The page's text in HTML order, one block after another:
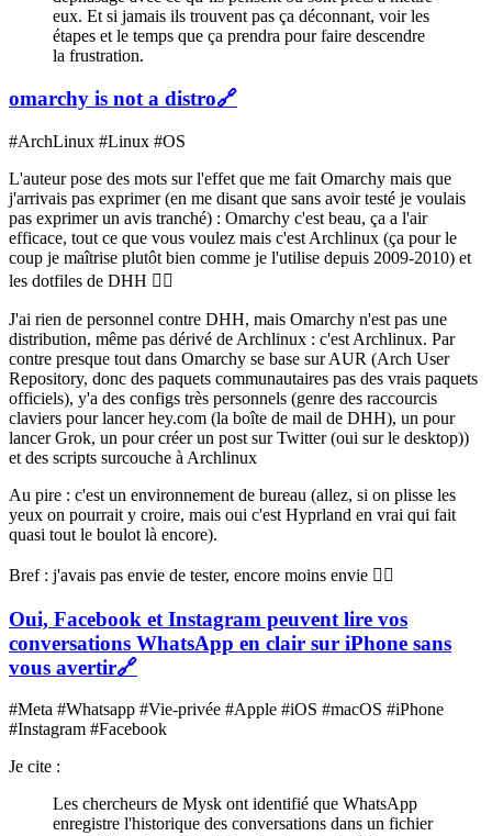
eux. Et si jamais ils trouvent pas ça déconnant, voir les
étapes et le temps que ça prendra pour faire descendre
la frustration.
omarchy is not a distro🔗
#ArchLinux #Linux #OS
L'auteur pose des mots sur l'effet que me fait Omarchy mais que
j'arrivais pas exprimer (en me disant que sans avoir testé je voulais
pas exprimer un avis tranché) : Omarchy c'est beau, ça a l'air
efficace, tout ce que vous voulez mais c'est Archlinux (ça pour le
coup je maîtrise plutôt bien comme je l'utilise depuis 2009-2010) et
les dotfiles de DHH 🤷‍♂️
J'ai rien de personnel contre DHH, mais Omarchy n'est pas une
distribution, même pas dérivé de Archlinux : c'est Archlinux. Par
contre presque tout dans Omarchy se base sur AUR (Arch User
Repository, donc des paquets communautaires pas des vrais paquets
officiels), y'a des configs très personnels (genre des raccourcis
claviers pour lancer hey.com (la boîte de mail de DHH), un pour
lancer Grok, un pour créer un post sur Twitter (oui sur le desktop))
et des scripts surcouche à Archlinux
Au pire : c'est un environnement de bureau (allez, si on plisse les
yeux on pourrait y croire, mais oui c'est Hyprland en vrai qui fait
quasi tout le boulot là encore).
Bref : j'avais pas envie de tester, encore moins envie 🤷‍♂️
Oui, Facebook et Instagram peuvent lire vos
conversations WhatsApp en clair sur iPhone sans
vous avertir🔗
#Meta #Whatsapp #Vie-privée #Apple #iOS #macOS #iPhone
#Instagram #Facebook
Je cite :
Les chercheurs de Mysk ont identifié que WhatsApp
enregistre l'historique des conversations dans un fichier